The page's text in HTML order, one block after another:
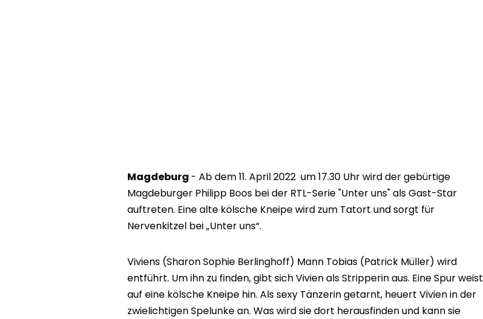
Magdeburg - Ab dem 11. April 2022 um 17.30 Uhr wird der gebürtige
Magdeburger Philipp Boos bei der RTL-Serie "Unter uns" als Gast-Star
auftreten. Eine alte kölsche Kneipe wird zum Tatort und sorgt für
Nervenkitzel bei „Unter uns“.
Viviens (Sharon Sophie Berlinghoff) Mann Tobias (Patrick Müller) wird
entführt. Um ihn zu finden, gibt sich Vivien als Stripperin aus. Eine Spur weist
auf eine kölsche Kneipe hin. Als sexy Tänzerin getarnt, heuert Vivien in der
zwielichtigen Spelunke an. Was wird sie dort herausfinden und kann sie